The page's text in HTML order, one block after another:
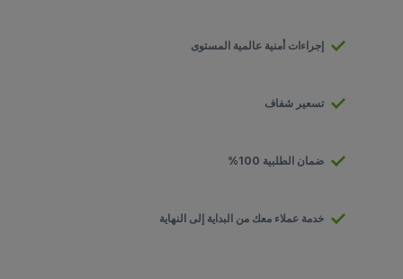
إجراءات أمنية عالمية المستوى
تسعير شفاف
ضمان الطلبية 100%
خدمة عملاء معك من البداية إلى النهاية